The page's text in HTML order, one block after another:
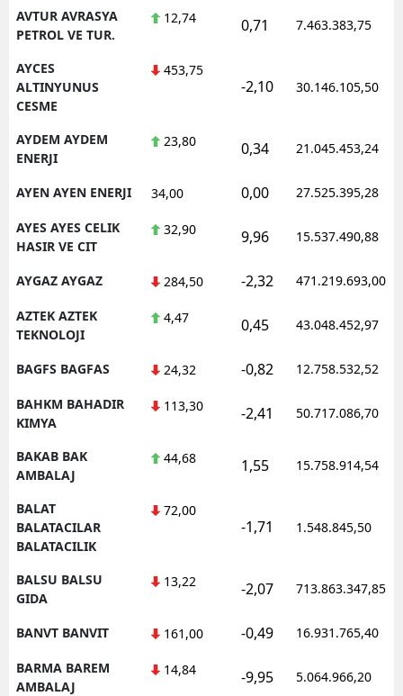
AVTUR AVRASYA
PETROL VE TUR.
12,74 0,71 7.463.383,75
AYCES
ALTINYUNUS
CESME
453,75
-2,10 30.146.105,50
AYDEM AYDEM
ENERJI
23,80 0,34 21.045.453,24
AYEN AYEN ENERJI 34,00 0,00 27.525.395,28
AYES AYES CELIK
HASIR VE CIT
32,90 9,96 15.537.490,88
AYGAZ AYGAZ 284,50 -2,32 471.219.693,00
AZTEK AZTEK
TEKNOLOJI
4,47 0,45 43.048.452,97
BAGFS BAGFAS 24,32 -0,82 12.758.532,52
BAHKM BAHADIR
KIMYA
113,30 -2,41 50.717.086,70
BAKAB BAK
AMBALAJ
44,68 1,55 15.758.914,54
BALAT
BALATACILAR
BALATACILIK
72,00
-1,71 1.548.845,50
BALSU BALSU
GIDA
13,22 -2,07 713.863.347,85
BANVT BANVIT 161,00 -0,49 16.931.765,40
BARMA BAREM
AMBALAJ
14,84 -9,95 5.064.966,20